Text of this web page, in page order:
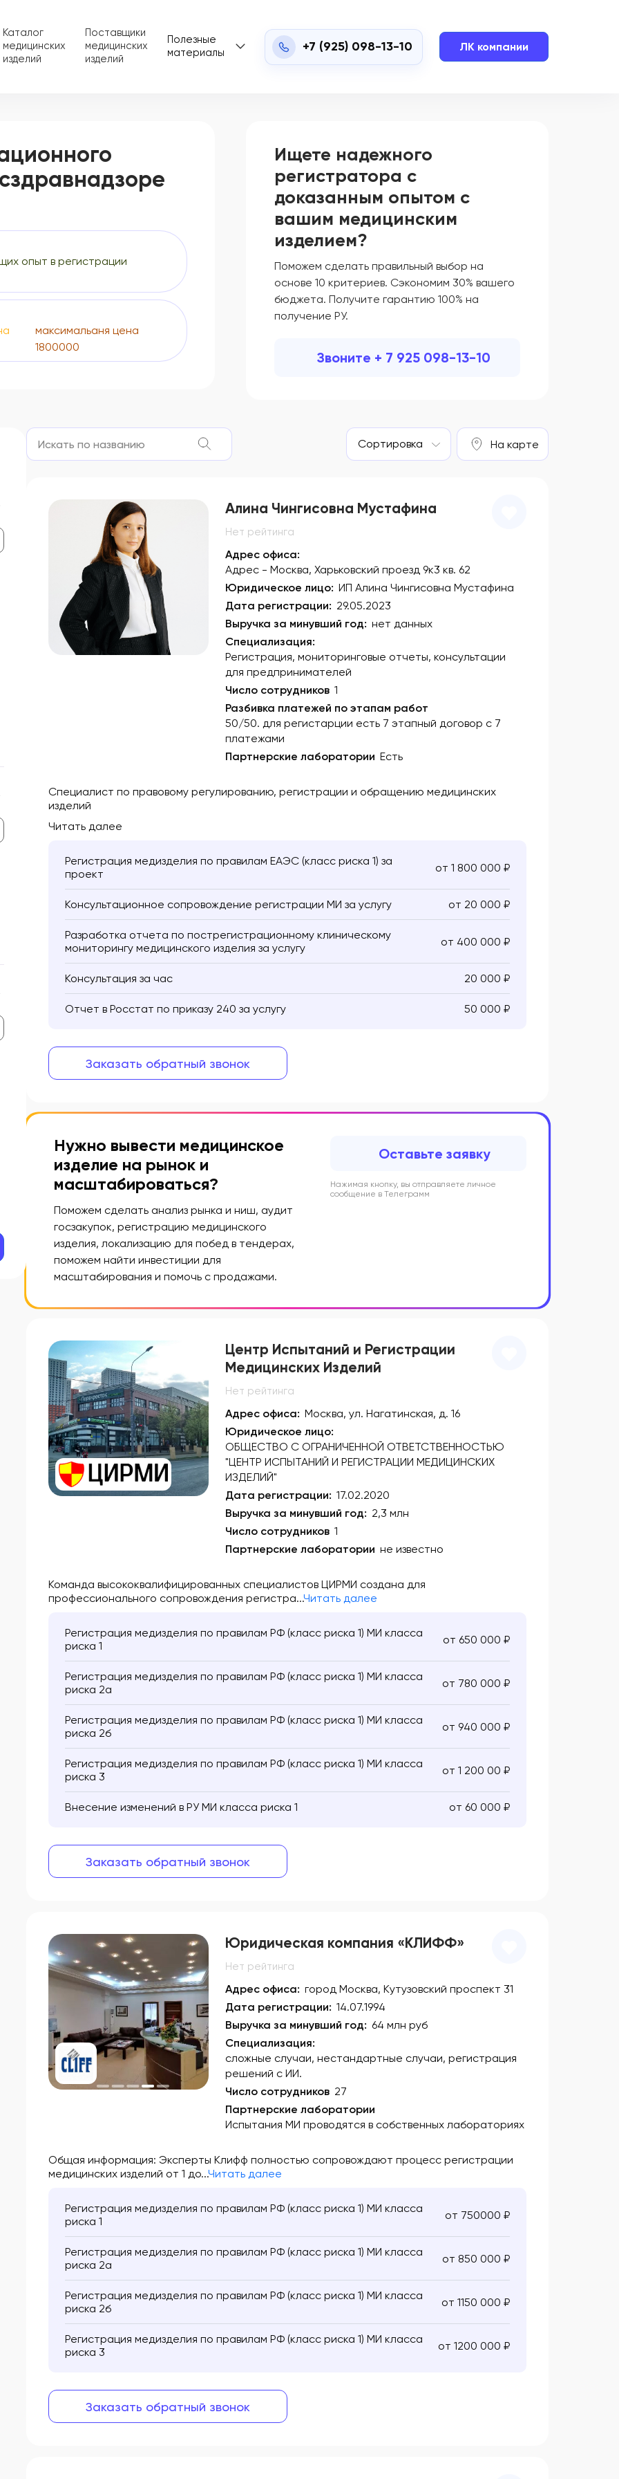
Каталог
медицинских
изделий
Поставщики
медицинских
изделий
Полезные
материалы
+7 (925) 098-13-10 ЛК компании
опыт в регистрации
максимальаня цена
1800000
Ищете надежного
регистратора с
доказанным опытом с
вашим медицинским
изделием?
Поможем сделать правильный выбор на
основе 10 критериев. Сэкономим 30% вашего
бюджета. Получите гарантию 100% на
получение РУ.
Звоните + 7 925 098-13-10
Сортировка На карте
Алина Чингисовна Мустафина
Нет рейтинга
Адрес офиса:
Адрес - Москва, Харьковский проезд 9к3 кв. 62
Юридическое лицо: ИП Алина Чингисовна Мустафина
Дата регистрации: 29.05.2023
Выручка за минувший год: нет данных
Специализация:
Регистрация, мониторинговые отчеты, консультации
для предпринимателей
Число сотрудников 1
Разбивка платежей по этапам работ
50/50. для регистарции есть 7 этапный договор с 7
платежами
Партнерские лаборатории Есть
Специалист по правовому регулированию, регистрации и обращению медицинских
изделий
Читать далее
Регистрация медизделия по правилам ЕАЭС (класс риска 1) за
проект
от 1 800 000 ₽
Консультационное сопровождение регистрации МИ за услугу от 20 000 ₽
Разработка отчета по пострегистрационному клиническому
мониторингу медицинского изделия за услугу
от 400 000 ₽
Консультация за час 20 000 ₽
Отчет в Росстат по приказу 240 за услугу 50 000 ₽
Заказать обратный звонок
Нужно вывести медицинское
изделие на рынок и
масштабироваться?
Поможем сделать анализ рынка и ниш, аудит
госзакупок, регистрацию медицинского
изделия, локализацию для побед в тендерах,
поможем найти инвестиции для
масштабирования и помочь с продажами.
Оставьте заявку
Нажимая кнопку, вы отправляете личное
сообщение в Телеграмм
Центр Испытаний и Регистрации
Медицинских Изделий
Нет рейтинга
Адрес офиса: Москва, ул. Нагатинская, д. 16
Юридическое лицо:
ОБЩЕСТВО С ОГРАНИЧЕННОЙ ОТВЕТСТВЕННОСТЬЮ
"ЦЕНТР ИСПЫТАНИЙ И РЕГИСТРАЦИИ МЕДИЦИНСКИХ
ИЗДЕЛИЙ"
Дата регистрации: 17.02.2020
Выручка за минувший год: 2,3 млн
Число сотрудников 1
Партнерские лаборатории не известно
Команда высококвалифицированных специалистов ЦИРМИ создана для
профессионального сопровождения регистра...Читать далее
Регистрация медизделия по правилам РФ (класс риска 1) МИ класса
риска 1
от 650 000 ₽
Регистрация медизделия по правилам РФ (класс риска 1) МИ класса
риска 2а
от 780 000 ₽
Регистрация медизделия по правилам РФ (класс риска 1) МИ класса
риска 2б
от 940 000 ₽
Регистрация медизделия по правилам РФ (класс риска 1) МИ класса
риска 3
от 1 200 00 ₽
Внесение изменений в РУ МИ класса риска 1 от 60 000 ₽
Заказать обратный звонок
Юридическая компания «КЛИФФ»
Нет рейтинга
Адрес офиса: город Москва, Кутузовский проспект 31
Дата регистрации: 14.07.1994
Выручка за минувший год: 64 млн руб
Специализация:
сложные случаи, нестандартные случаи, регистрация
решений с ИИ.
Число сотрудников 27
Партнерские лаборатории
Испытания МИ проводятся в собственных лабораториях
Общая информация: Эксперты Клифф полностью сопровождают процесс регистрации
медицинских изделий от 1 до...Читать далее
Регистрация медизделия по правилам РФ (класс риска 1) МИ класса
риска 1
от 750000 ₽
Регистрация медизделия по правилам РФ (класс риска 1) МИ класса
риска 2а
от 850 000 ₽
Регистрация медизделия по правилам РФ (класс риска 1) МИ класса
риска 2б
от 1150 000 ₽
Регистрация медизделия по правилам РФ (класс риска 1) МИ класса
риска 3
от 1200 000 ₽
Заказать обратный звонок